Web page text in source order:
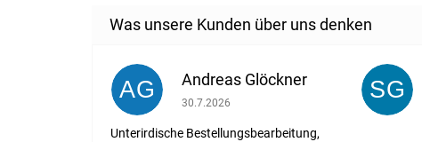
AG Andreas Glöckner
Die Shop-Bewertung beträgt 1 von 5 Sternen.
30.7.2026
Unterirdische Bestellungsbearbeitung,
SG